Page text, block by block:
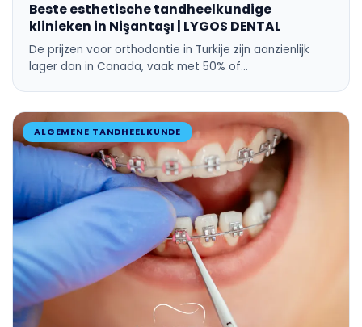
Beste esthetische tandheelkundige
klinieken in Nişantaşı | LYGOS DENTAL
De prijzen voor orthodontie in Turkije zijn aanzienlijk
lager dan in Canada, vaak met 50% of…
ALGEMENE TANDHEELKUNDE